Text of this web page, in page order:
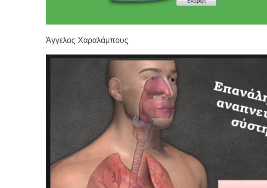
Άγγελος Χαραλάμπους